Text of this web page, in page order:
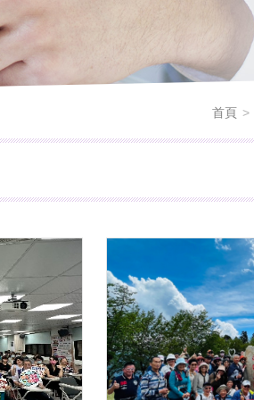
首頁